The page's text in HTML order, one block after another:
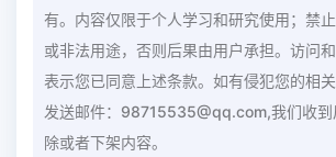
有。内容仅限于个人学习和研究使用；禁
或非法用途，否则后果由用户承担。访问
表示您已同意上述条款。如有侵犯您的相
发送邮件：98715535@qq.com,我们收到
除或者下架内容。